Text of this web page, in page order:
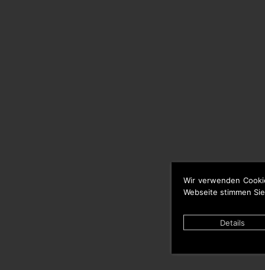
Wir verwenden
Webseite stimmen
Details